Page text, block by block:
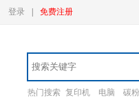
登录 免费注册
热门搜索 复印机 电脑 碳粉